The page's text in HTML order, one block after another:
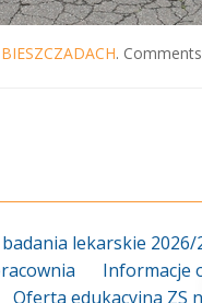
.
lekarskie 2026/
Informacje o
Oferta edukacyjna ZS